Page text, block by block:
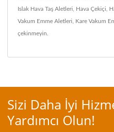
Islak Hava Taş Aletleri Hava Çekiçi
Vakum Emme Aletleri Kare Vakum
çekinmeyin.
Sizi Daha İyi
Yardımcı Olun!